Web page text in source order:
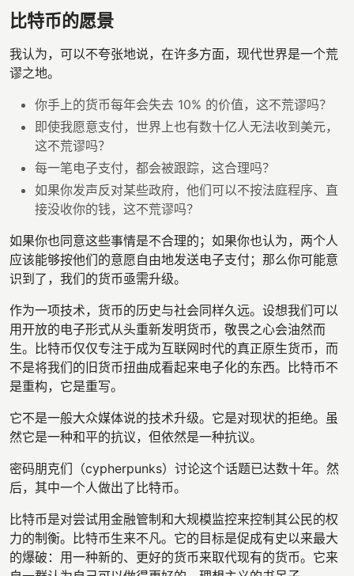
比特币的愿景
我认为，可以不夸张地说，在许多方面，现代世界是一个荒
谬之地。
你手上的货币每年会失去 10% 的价值，这不荒谬吗？
即使我愿意支付，世界上也有数十亿人无法收到美元，
这不荒谬吗？
每一笔电子支付，都会被跟踪，这合理吗？
如果你发声反对某些政府，他们可以不按法庭程序、直
接没收你的钱，这不荒谬吗？
如果你也同意这些事情是不合理的；如果你也认为，两个人
应该能够按他们的意愿自由地发送电子支付；那么你可能意
识到了，我们的货币亟需升级。
作为一项技术，货币的历史与社会同样久远。设想我们可以
用开放的电子形式从头重新发明货币，敬畏之心会油然而
生。比特币仅仅专注于成为互联网时代的真正原生货币，而
不是将我们的旧货币扭曲成看起来电子化的东西。比特币不
是重构，它是重写。
它不是一般大众媒体说的技术升级。它是对现状的拒绝。虽
然它是一种和平的抗议，但依然是一种抗议。
密码朋克们（cypherpunks）讨论这个话题已达数十年。然
后，其中一个人做出了比特币。
比特币是对尝试用金融管制和大规模监控来控制其公民的权
力的制衡。比特币生来不凡。它的目标是促成有史以来最大
的爆破：用一种新的、更好的货币来取代现有的货币。它来